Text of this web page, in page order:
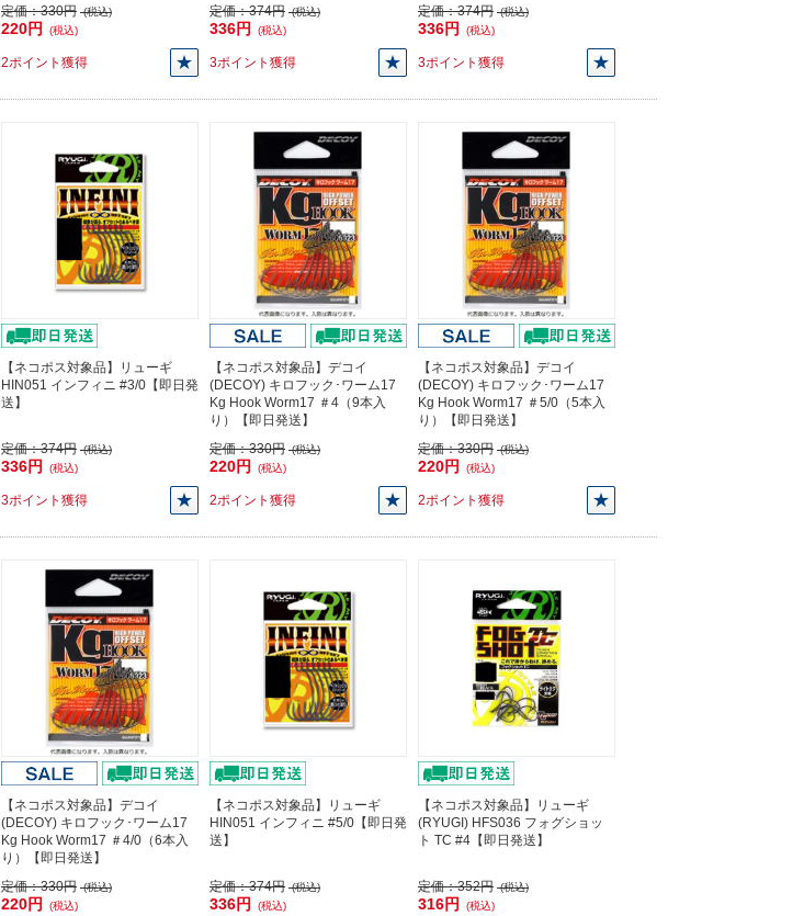
定価：330円 (税込)
220円 (税込)
2ポイント獲得
定価：374円 (税込)
336円 (税込)
3ポイント獲得
定価：374円 (税込)
336円 (税込)
3ポイント獲得
【ネコポス対象品】リューギ
HIN051 インフィニ #3/0【即日発
送】
定価：374円 (税込)
336円 (税込)
3ポイント獲得
【ネコポス対象品】デコイ
(DECOY) キロフック･ワーム17
Kg Hook Worm17 ＃4（9本入
り）【即日発送】
定価：330円 (税込)
220円 (税込)
2ポイント獲得
【ネコポス対象品】デコイ
(DECOY) キロフック･ワーム17
Kg Hook Worm17 ＃5/0（5本入
り）【即日発送】
定価：330円 (税込)
220円 (税込)
2ポイント獲得
【ネコポス対象品】デコイ
(DECOY) キロフック･ワーム17
Kg Hook Worm17 ＃4/0（6本入
り）【即日発送】
定価：330円 (税込)
220円 (税込)
【ネコポス対象品】リューギ
HIN051 インフィニ #5/0【即日発
送】
定価：374円 (税込)
336円 (税込)
【ネコポス対象品】リューギ
(RYUGI) HFS036 フォグショッ
ト TC #4【即日発送】
定価：352円 (税込)
316円 (税込)